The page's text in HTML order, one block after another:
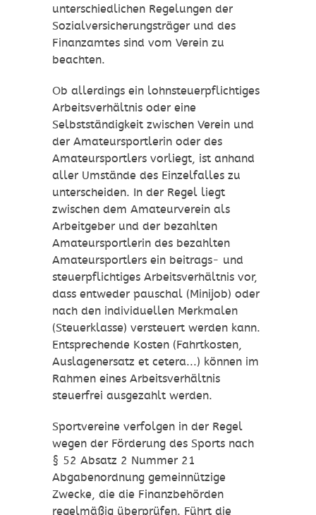
unterschiedlichen Regelungen der
Sozialversicherungsträger und des
Finanzamtes sind vom Verein zu
beachten.
Ob allerdings ein lohnsteuerpflichtiges
Arbeitsverhältnis oder eine
Selbstständigkeit zwischen Verein und
der Amateursportlerin oder des
Amateursportlers vorliegt, ist anhand
aller Umstände des Einzelfalles zu
unterscheiden. In der Regel liegt
zwischen dem Amateurverein als
Arbeitgeber und der bezahlten
Amateursportlerin des bezahlten
Amateursportlers ein beitrags- und
steuerpflichtiges Arbeitsverhältnis vor,
dass entweder pauschal (Minijob) oder
nach den individuellen Merkmalen
(Steuerklasse) versteuert werden kann.
Entsprechende Kosten (Fahrtkosten,
Auslagenersatz et cetera...) können im
Rahmen eines Arbeitsverhältnis
steuerfrei ausgezahlt werden.
Sportvereine verfolgen in der Regel
wegen der Förderung des Sports nach
§ 52 Absatz 2 Nummer 21
Abgabenordnung gemeinnützige
Zwecke, die die Finanzbehörden
regelmäßig überprüfen. Führt die